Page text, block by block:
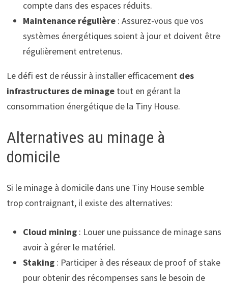
compte dans des espaces réduits.
Maintenance régulière: Assurez-vous que vos
systèmes énergétiques soient à jour et doivent être
régulièrement entretenus.
Le défi est de réussir à installer efficacement des
infrastructures de minagetout en gérant la
consommation énergétique de la Tiny House.
Alternatives au minage à
domicile
Si le minage à domicile dans une Tiny House semble
trop contraignant, il existe des alternatives:
Cloud mining: Louer une puissance de minage sans
avoir à gérer le matériel.
Staking: Participer à des réseaux de proof of stake
pour obtenir des récompenses sans le besoin de